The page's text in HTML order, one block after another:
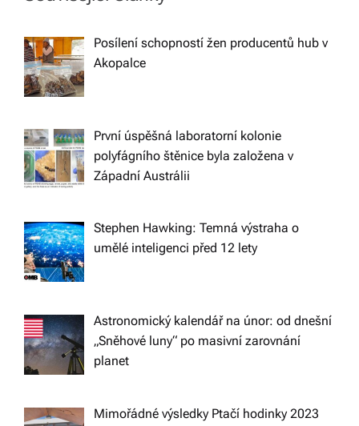
i
g
a
t
o
n
Posílení schopností žen producentů hub v
Akopalce
První úspěšná laboratorní kolonie
polyfágního štěnice byla založena v
Západní Austrálii
Stephen Hawking: Temná výstraha o
umělé inteligenci před 12 lety
Astronomický kalendář na únor: od dnešní
„Sněhové luny“ po masivní zarovnání
planet
Mimořádné výsledky Ptačí hodinky 2023